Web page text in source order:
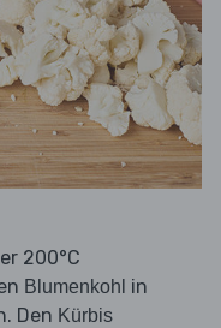
200°C
Blumenkohl in
Den Kürbis